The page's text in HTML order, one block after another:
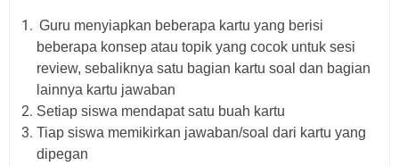
Guru menyiapkan beberapa kartu yang berisi
beberapa konsep atau topik yang cocok untuk sesi
review, sebaliknya satu bagian kartu soal dan bagian
lainnya kartu jawaban
Setiap siswa mendapat satu buah kartu
Tiap siswa memikirkan jawaban/soal dari kartu yang
dipegan